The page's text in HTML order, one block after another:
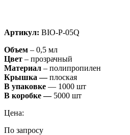
Артикул: BIO-P-05Q
Объем – 0,5 мл
Цвет – прозрачный
Материал – полипропилен
Крышка —плоская
В упаковке — 1000 шт
В коробке — 5000 шт
Цена:
По запросу